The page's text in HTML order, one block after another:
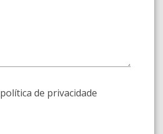
política de privacidade